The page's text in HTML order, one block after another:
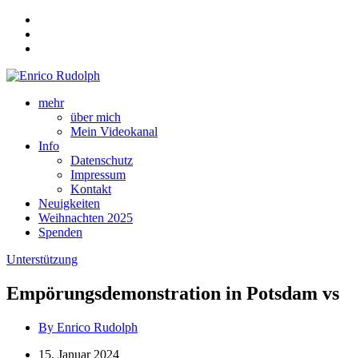
mehr
über mich
Mein Videokanal
Info
Datenschutz
Impressum
Kontakt
Neuigkeiten
Weihnachten 2025
Spenden
Unterstützung
Empörungsdemonstration in Potsdam
By Enrico Rudolph
15. Januar 2024